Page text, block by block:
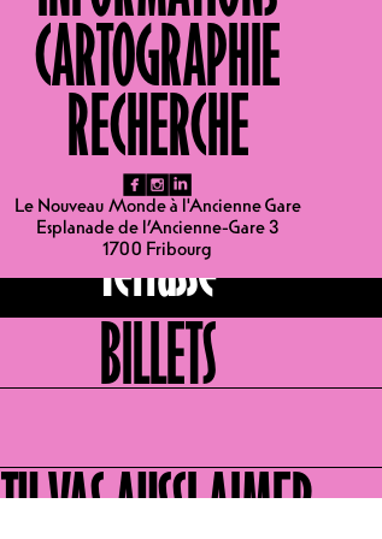
CARTOGRAPHIE
RECHERCHE
fb ig li
Le Nouveau Monde à l'Ancienne Gare
Esplanade de l’Ancienne-Gare 3
1700 Fribourg
LIEUX
Terrasse
BILLETS
TU VAS AUSSI AIMER